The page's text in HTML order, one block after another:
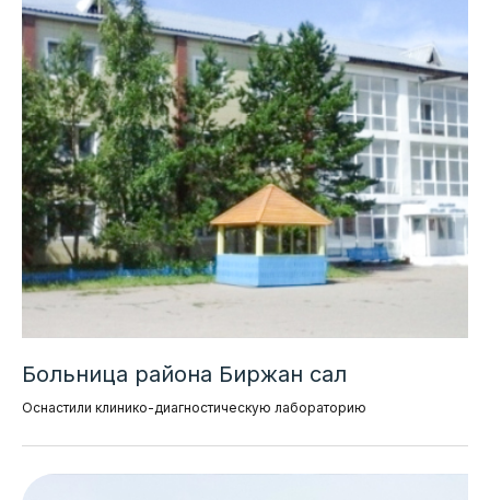
Больница района Биржан сал
Оснастили клинико-диагностическую лабораторию